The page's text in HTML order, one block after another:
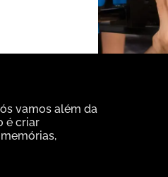
vamos além da
é criar